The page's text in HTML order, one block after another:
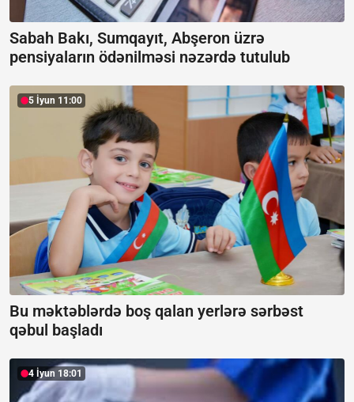
Sabah Bakı, Sumqayıt, Abşeron üzrə
pensiyaların ödənilməsi nəzərdə tutulub
5 İyun 11:00
Bu məktəblərdə boş qalan yerlərə sərbəst
qəbul başladı
4 İyun 18:01